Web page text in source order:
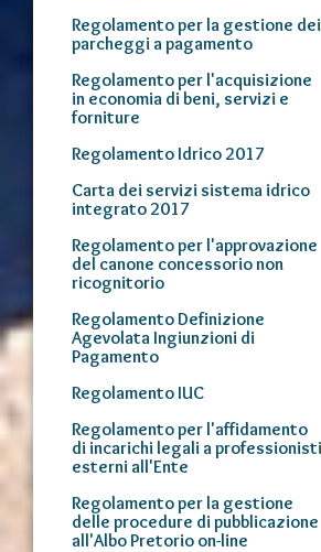
Regolamento per la gestione dei
parcheggi a pagamento
Regolamento per l'acquisizione
in economia di beni, servizi e
forniture
Regolamento Idrico 2017
Carta dei servizi sistema idrico
integrato 2017
Regolamento per l'approvazione
del canone concessorio non
ricognitorio
Regolamento Definizione
Agevolata Ingiunzioni di
Pagamento
Regolamento IUC
Regolamento per l'affidamento
di incarichi legali a professionisti
esterni all'Ente
Regolamento per la gestione
delle procedure di pubblicazione
all'Albo Pretorio on-line